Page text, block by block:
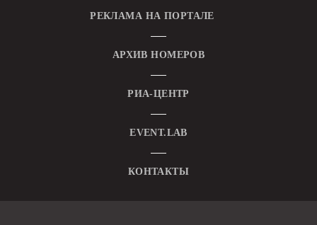
РЕКЛАМА НА ПОРТАЛЕ
АРХИВ НОМЕРОВ
РИА-ЦЕНТР
EVENT.LAB
КОНТАКТЫ